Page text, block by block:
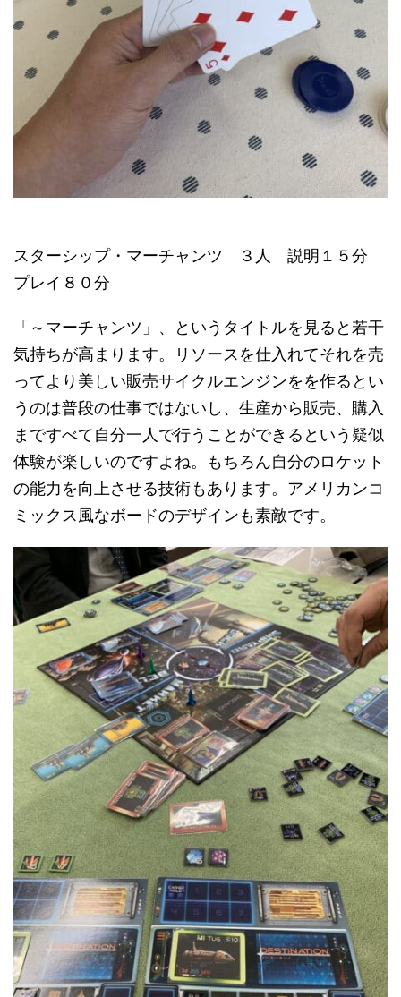
スターシップ・マーチャンツ ３人 説明１５分
プレイ８０分
「～マーチャンツ」、というタイトルを見ると若干
気持ちが高まります。リソースを仕入れてそれを売
ってより美しい販売サイクルエンジンをを作るとい
うのは普段の仕事ではないし、生産から販売、購入
まですべて自分一人で行うことができるという疑似
体験が楽しいのですよね。もちろん自分のロケット
の能力を向上させる技術もあります。アメリカンコ
ミックス風なボードのデザインも素敵です。